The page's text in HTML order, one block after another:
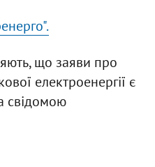
що заяви про
електроенергії є
свідомою